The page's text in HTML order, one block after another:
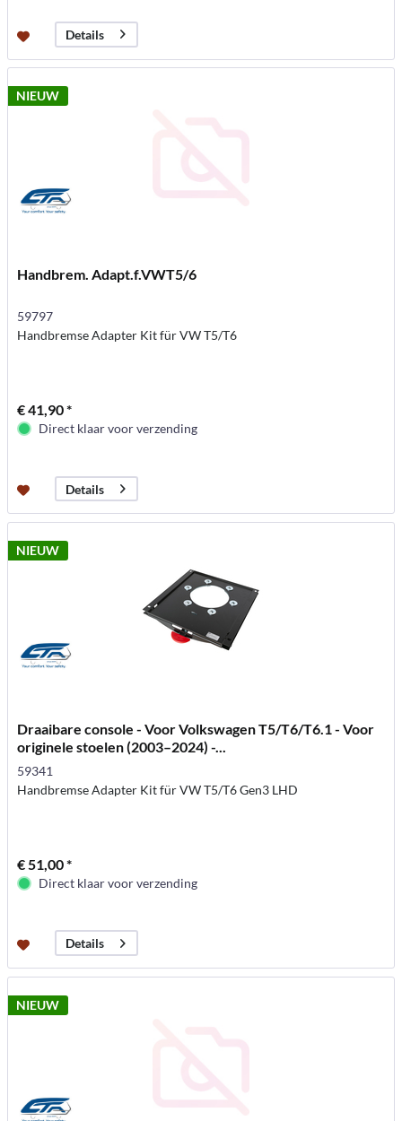
Details
NIEUW
Handbrem. Adapt.f.VWT5/6
59797
Handbremse Adapter Kit für VW T5/T6
€ 41,90 *
Direct klaar voor verzending
Details
NIEUW
Draaibare console - Voor Volkswagen T5/T6/T6.1 - Voor
originele stoelen (2003–2024) -...
59341
Handbremse Adapter Kit für VW T5/T6 Gen3 LHD
€ 51,00 *
Direct klaar voor verzending
Details
NIEUW